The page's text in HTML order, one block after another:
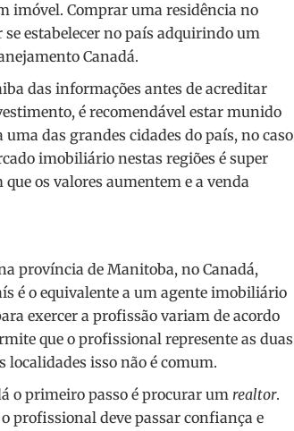
imóvel. Comprar uma residência no
estabelecer no país adquirindo um
Canadá.
das informações antes de acreditar
é recomendável estar munido
uma das grandes cidades do país, no caso
imobiliário nestas regiões é super
os valores aumentem e a venda
província de Manitoba, no Canadá,
é o equivalente a um agente imobiliário
exercer a profissão variam de acordo
que o profissional represente as duas
localidades isso não é comum.
o primeiro passo é procurar umrealtor.
profissional deve passar confiança e